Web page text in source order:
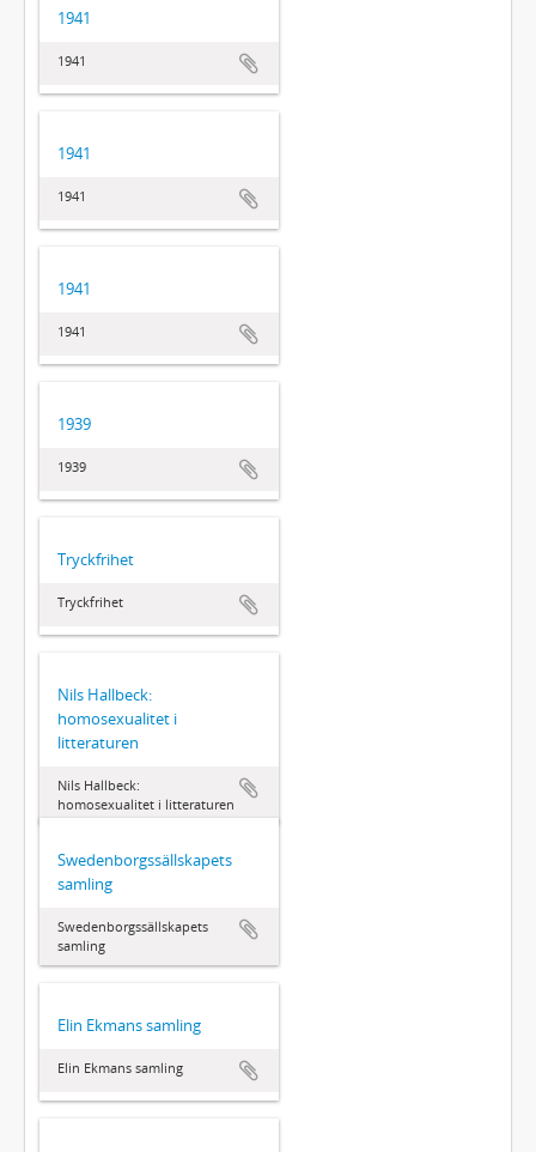
1941
1941
1941
1941
1941
1941
1939
1939
Tryckfrihet
Tryckfrihet
Nils Hallbeck:
homosexualitet i
litteraturen
Nils Hallbeck:
homosexualitet i litteraturen
Swedenborgssällskapets
samling
Swedenborgssällskapets
samling
Elin Ekmans samling
Elin Ekmans samling